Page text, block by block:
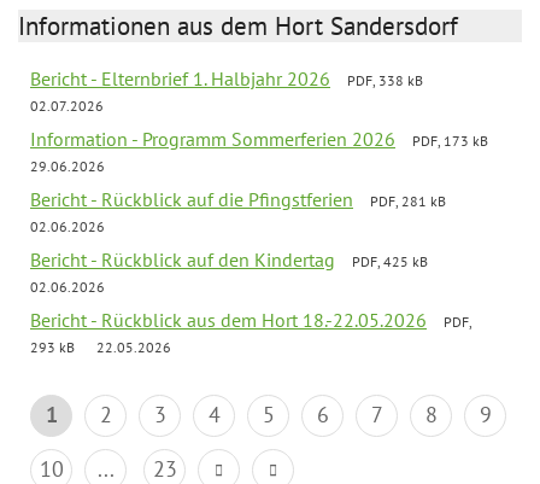
Informationen aus dem Hort Sandersdorf
Bericht - Elternbrief 1. Halbjahr 2026
PDF, 338 kB
02.07.2026
Information - Programm Sommerferien 2026
PDF, 173 kB
29.06.2026
Bericht - Rückblick auf die Pfingstferien
PDF, 281 kB
02.06.2026
Bericht - Rückblick auf den Kindertag
PDF, 425 kB
02.06.2026
Bericht - Rückblick aus dem Hort 18.-22.05.2026
PDF,
293 kB
22.05.2026
1 2 3 4 5 6 7 8
9
10
... 23